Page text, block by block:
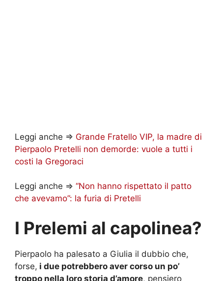
Leggi anche => Grande Fratello VIP, la madre di
Pierpaolo Pretelli non demorde: vuole a tutti i
costi la Gregoraci
Leggi anche => “Non hanno rispettato il patto
che avevamo”: la furia di Pretelli
I Prelemi al capolinea?
Pierpaolo ha palesato a Giulia il dubbio che,
forse, i due potrebbero aver corso un po’
troppo nella loro storia d’amore, pensiero